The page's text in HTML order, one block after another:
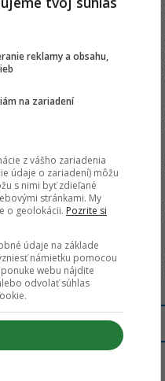
už beží výrobná
schádzať z
kusov. Cieľom
000 vozidiel,
nejde práve o
V porovnaní s
argument pre
investovať do
– klasický
zadnými
reklamy a obsahu,
na zariadení
z vášho zariadenia
údaje o zariadení) môžu
s nimi byť zdieľané
stránkami. My
o geolokácii. Pozrite si
údaje na základe
námietku pomocou
webu nájdite
odvolať súhlas